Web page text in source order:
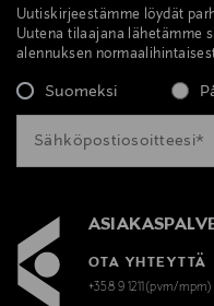
Uutiskirjeestämme löydät
Uutena tilaajana lähetämme
alennuksen
Suomeksi
OTA YHTEYTTÄ
+358 9 1211(pvm/mpm)